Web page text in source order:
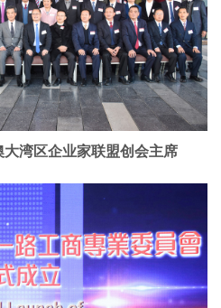
湾区企业家联盟创会主席